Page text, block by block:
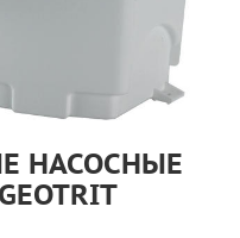
НАСОСНЫЕ